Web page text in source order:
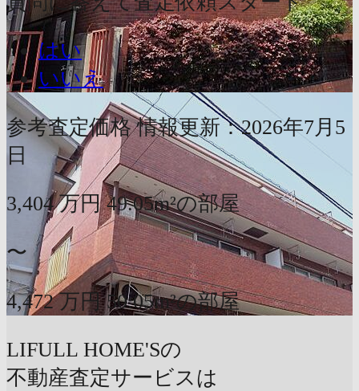
はい
いいえ
参考査定価格 情報更新：2026年7月5
日
3,404 万円 49.05m²の部屋
〜
4,472 万円 50.05m²の部屋
LIFULL HOME'Sの
不動産査定サービスは